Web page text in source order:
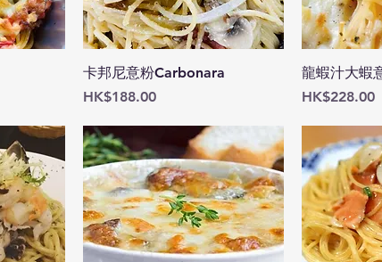
快速瀏覽
卡邦尼意粉Carbonara
價格
HK$188.00
龍蝦汁大蝦
價格
HK$228.00